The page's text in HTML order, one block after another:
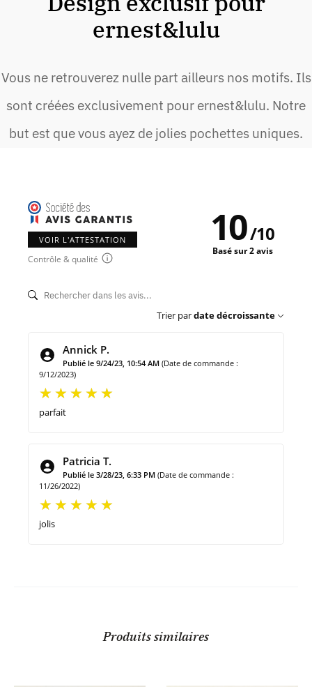
ernest&lulu
Vous ne retrouverez nulle part ailleurs nos motifs. Ils
sont créées exclusivement pour ernest&lulu. Notre
but est que vous ayez de jolies pochettes uniques.
VOIR L'ATTESTATION
Contrôle & qualité
10/10
Basé sur 2 avis
Trier pardate décroissante
Annick P.
Publié le 9/24/23, 10:54 AM (Date de commande :
9/12/2023)
parfait
Patricia T.
Publié le 3/28/23, 6:33 PM (Date de commande :
11/26/2022)
jolis
Produits similaires